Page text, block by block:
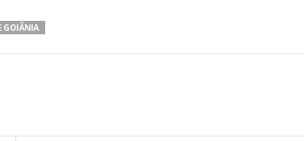
GOIÂNIA